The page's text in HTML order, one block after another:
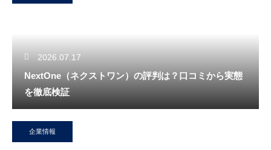
2026.07.17
NextOne（ネクストワン）の評判は？口コミから実態
を徹底検証
企業情報